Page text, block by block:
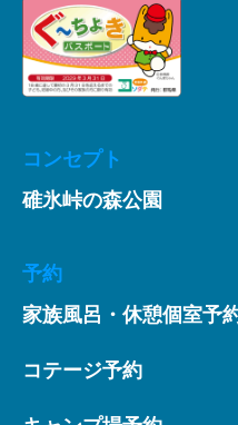
コンセプト
碓氷峠の森公園
予約
家族風呂・休憩個室予
コテージ予約